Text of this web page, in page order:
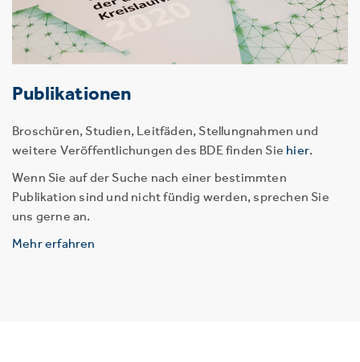
Publikationen
Broschüren, Studien, Leitfäden, Stellungnahmen und
weitere Veröffentlichungen des BDE finden Sie hier.
Wenn Sie auf der Suche nach einer bestimmten
Publikation sind und nicht fündig werden, sprechen Sie
uns gerne an.
Mehr erfahren